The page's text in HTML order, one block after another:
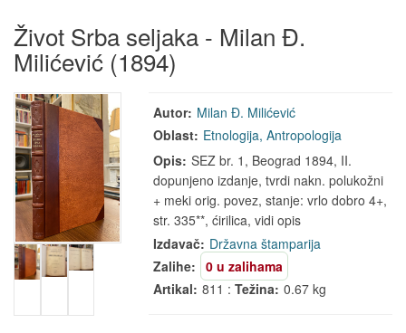
Život Srba seljaka - Milan Đ.
Milićević (1894)
Autor: Milan Đ. Milićević
Oblast: Etnologija, Antropologija
Opis: SEZ br. 1, Beograd 1894, II.
dopunjeno izdanje, tvrdi nakn. polukožni
+ meki orig. povez, stanje: vrlo dobro 4+,
str. 335**, ćirilica, vidi opis
Izdavač: Državna štamparija
Zalihe:
0 u zalihama
Artikal: 811 :Težina: 0.67 kg